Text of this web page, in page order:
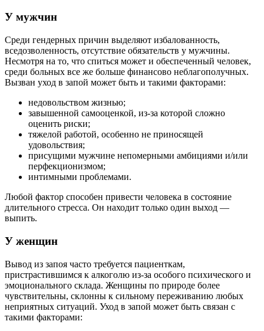
У мужчин
Среди гендерных причин выделяют избалованность,
вседозволенность, отсутствие обязательств у мужчины.
Несмотря на то, что спиться может и обеспеченный человек,
среди больных все же больше финансово неблагополучных.
Вызван уход в запой может быть и такими факторами:
недовольством жизнью;
завышенной самооценкой, из-за которой сложно
оценить риски;
тяжелой работой, особенно не приносящей
удовольствия;
присущими мужчине непомерными амбициями и/или
перфекционизмом;
интимными проблемами.
Любой фактор способен привести человека в состояние
длительного стресса. Он находит только один выход —
выпить.
У женщин
Вывод из запоя часто требуется пациенткам,
пристрастившимся к алкоголю из-за особого психического и
эмоционального склада. Женщины по природе более
чувствительны, склонны к сильному переживанию любых
неприятных ситуаций. Уход в запой может быть связан с
такими факторами: